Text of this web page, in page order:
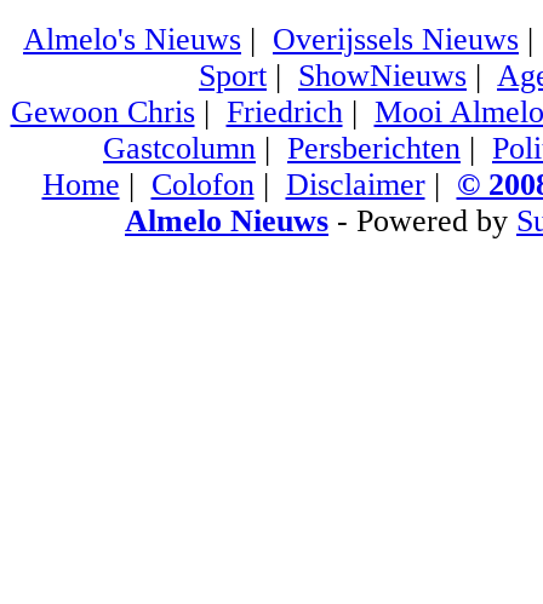
Almelo's Nieuws | Overijssels Nieuws
Sport | ShowNieuws |
Gewoon Chris| Friedrich| Mooi Almelo
Gastcolumn | Persberichten |
Home | Colofon| Disclaimer| ©
Almelo Nieuws - Powered by